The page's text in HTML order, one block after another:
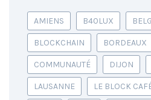
AMIENS B40LUX
BLOCKCHAIN BORDEAUX
COMMUNAUTÉ DIJON
LAUSANNE LE BLOCK